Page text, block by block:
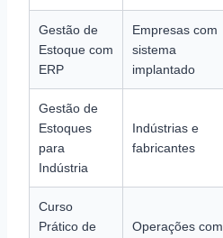
Gestão de
Estoque com
ERP
Empresas com
sistema
implantado
Gestão de
Estoques
para
Indústria
Indústrias e
fabricantes
Curso
Prático de
Operações com